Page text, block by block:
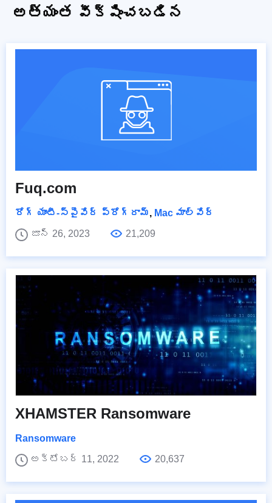
అత్యంత వీక్షించబడిన
Fuq.com
రోగ్ యాంటీ-స్పైవేర్ ప్రోగ్రామ్, Mac మాల్వేర్
జూన్ 26, 2023
21,209
XHAMSTER Ransomware
Ransomware
అక్టోబర్ 11, 2022
20,637